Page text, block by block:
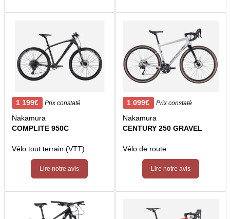
1 199€ Prix constaté
Nakamura
COMPLITE 950C
Vélo tout terrain (VTT)
Lire notre avis
1 099€ Prix constaté
Nakamura
CENTURY 250 GRAVEL
Vélo de route
Lire notre avis